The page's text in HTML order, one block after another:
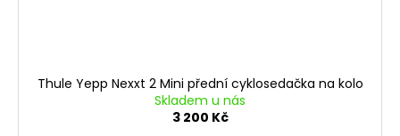
Thule Yepp Nexxt 2 Mini přední cyklosedačka na kolo
Skladem u nás
3 200 Kč